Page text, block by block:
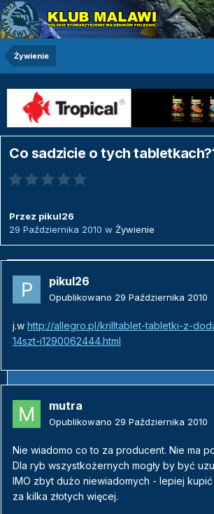
Żywienie
Co sadzicie o tych
Przez pikul26
29 Października 2010 w Żywienie
pikul26
Opublikowano 29 Października 2010
j.w http://allegro.pl/krilltablet-tabletki-z-
14szt-i1290062444.html
mutra
Opublikowano 29 Października 2010
Nie wiadomo co to za producent. Nie ma
Dla ryb wszystkożernych mogły by być
IMO zbyt dużo niewiadomych - lepiej
za kilka złotych więcej.